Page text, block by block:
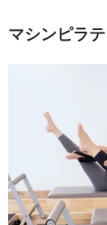
マシンピラ